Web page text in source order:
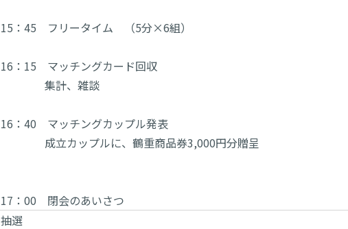
15：45 フリータイム （5分×6組）
16：15 マッチングカード回収
集計、雑談
16：40 マッチングカップル発表
成立カップルに、鶴重商品券3,000円分贈呈
17：00 閉会のあいさつ
抽選